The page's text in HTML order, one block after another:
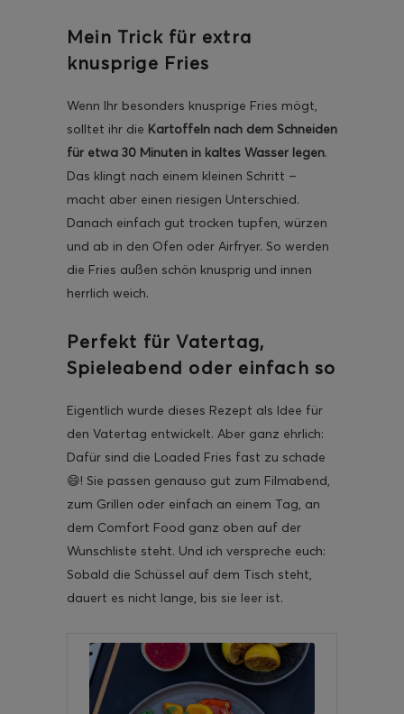
Mein Trick für extra
knusprige Fries
Wenn Ihr besonders knusprige Fries mögt,
solltet ihr die Kartoffeln nach dem Schneiden
für etwa 30 Minuten in kaltes Wasser legen.
Das klingt nach einem kleinen Schritt –
macht aber einen riesigen Unterschied.
Danach einfach gut trocken tupfen, würzen
und ab in den Ofen oder Airfryer. So werden
die Fries außen schön knusprig und innen
herrlich weich.
Perfekt für Vatertag,
Spieleabend oder einfach so
Eigentlich wurde dieses Rezept als Idee für
den Vatertag entwickelt. Aber ganz ehrlich:
Dafür sind die Loaded Fries fast zu schade
😄! Sie passen genauso gut zum Filmabend,
zum Grillen oder einfach an einem Tag, an
dem Comfort Food ganz oben auf der
Wunschliste steht. Und ich verspreche euch:
Sobald die Schüssel auf dem Tisch steht,
dauert es nicht lange, bis sie leer ist.